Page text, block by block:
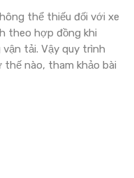
thể thiếu đối với xe
theo hợp đồng khi
tải. Vậy quy trình
thế nào, tham khảo bài